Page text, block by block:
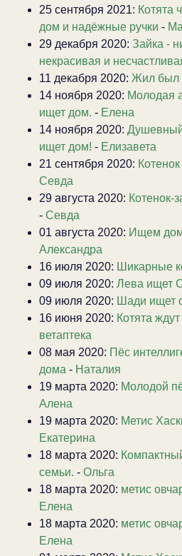
25 сентября 2021: Котята
дом и надёжные ручки -
29 декабря 2020: Зайка -
некрасивая и
11 декабря 2020: Жил был
14 ноября 2020: Молодая
ищет дом. - Елена
14 ноября 2020: Душевный
ищет дом! - Елизавета
21 сентября 2020:
Севда
29 августа 2020: Котенок-
- Севда
01 августа 2020: Ищем дом
Александра
16 июля 2020: Шикарные
09 июля 2020: Лева ищет
09 июля 2020: Шади ищет
16 июня 2020: Котята
ветаптека
08 мая 2020: Пёс
дома - Наталия
19 марта 2020: Молодой
Алена
19 марта 2020: Метис
Екатерина
18 марта 2020:
семьи. - Ольга
18 марта 2020: метис
Елена
18 марта 2020: метис
Елена